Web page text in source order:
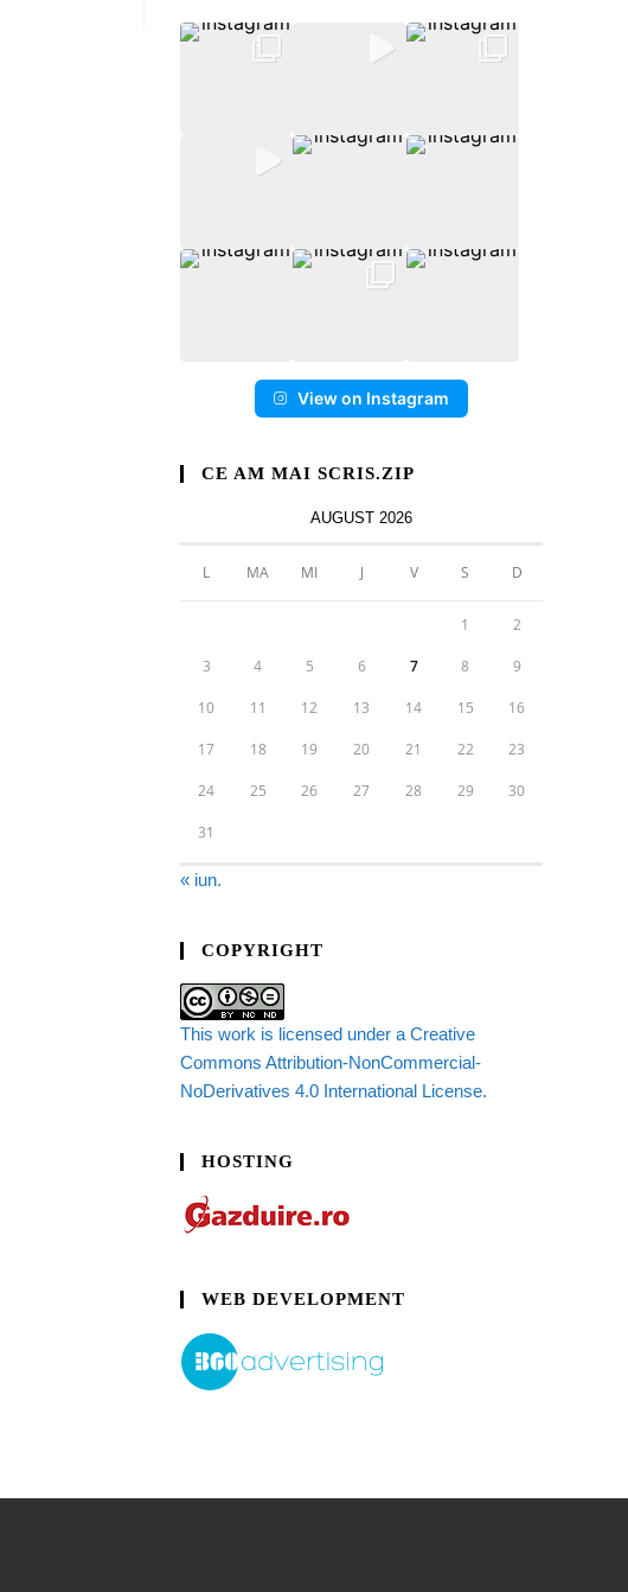
View on Instagram
CE AM MAI SCRIS.ZIP
AUGUST 2026
L MA MI J V S D
1 2
3 4 5 6 7 8 9
10 11 12 13 14 15 16
17 18 19 20 21 22 23
24 25 26 27 28 29 30
31
« iun.
COPYRIGHT
This work is licensed under a Creative
Commons Attribution-NonCommercial-
NoDerivatives 4.0 International License.
HOSTING
WEB DEVELOPMENT